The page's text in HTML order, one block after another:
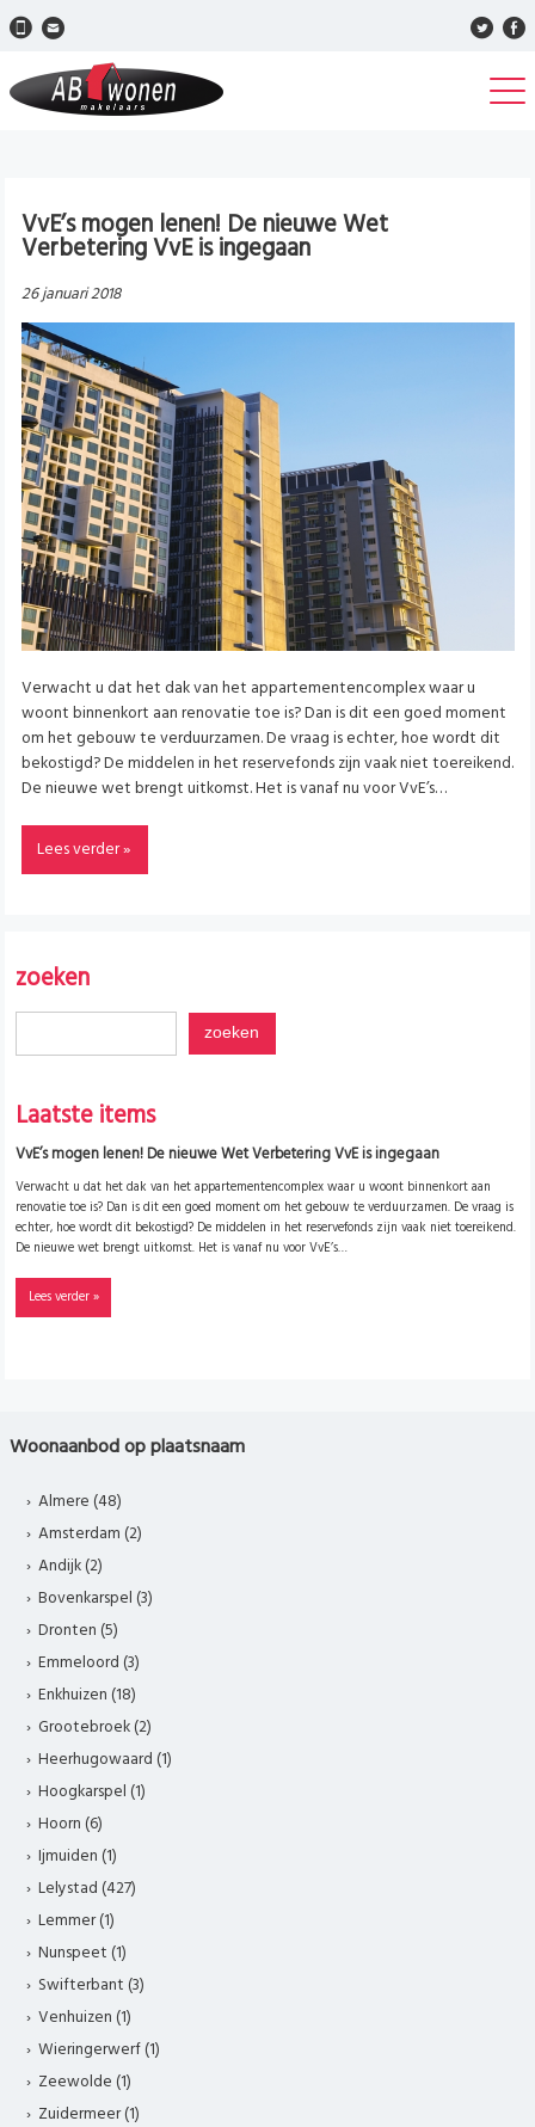
VvE’s mogen lenen! De nieuwe Wet
Verbetering VvE is ingegaan
26 januari 2018
Verwacht u dat het dak van het appartementencomplex waar u
woont binnenkort aan renovatie toe is? Dan is dit een goed moment
om het gebouw te verduurzamen. De vraag is echter, hoe wordt dit
bekostigd? De middelen in het reservefonds zijn vaak niet toereikend.
De nieuwe wet brengt uitkomst. Het is vanaf nu voor VvE’s…
Lees verder »
zoeken
Laatste items
VvE’s mogen lenen! De nieuwe Wet Verbetering VvE is ingegaan
Verwacht u dat het dak van het appartementencomplex waar u woont binnenkort aan
renovatie toe is? Dan is dit een goed moment om het gebouw te verduurzamen. De vraag is
echter, hoe wordt dit bekostigd? De middelen in het reservefonds zijn vaak niet toereikend.
De nieuwe wet brengt uitkomst. Het is vanaf nu voor VvE’s…
Lees verder »
Woonaanbod op plaatsnaam
Almere (48)
Amsterdam (2)
Andijk (2)
Bovenkarspel (3)
Dronten (5)
Emmeloord (3)
Enkhuizen (18)
Grootebroek (2)
Heerhugowaard (1)
Hoogkarspel (1)
Hoorn (6)
Ijmuiden (1)
Lelystad (427)
Lemmer (1)
Nunspeet (1)
Swifterbant (3)
Venhuizen (1)
Wieringerwerf (1)
Zeewolde (1)
Zuidermeer (1)